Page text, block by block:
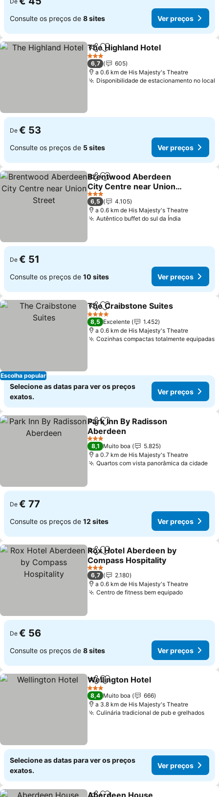
Consulte os preços de 8 sites Ver preços
PartilharAdicionar aos favoritos
The Highland Hotel
3 Estrelas
6,7
605
a 0.6 km de His Majesty's Theatre
Disponibilidade de estacionamento no local
De € 53
Consulte os preços de 5 sites Ver preços
PartilharAdicionar aos favoritos
Brentwood Aberdeen
City Centre near Union
Street
Ver preços
3 Estrelas
6,5
4.105
a 0.6 km de His Majesty's Theatre
Autêntico buffet do sul da Índia
De € 51
Consulte os preços de 10 sites Ver preços
Escolha popular
PartilharAdicionar aos favoritos
The Craibstone Suites
4 Estrelas
8,5 Excelente
1.452
a 0.6 km de His Majesty's Theatre
Cozinhas compactas totalmente equipadas
Selecione as datas para ver os preços
exatos.
Ver preços
PartilharAdicionar aos favoritos
Park Inn By Radisson
Aberdeen
Ver preços
3 Estrelas
8,1 Muito boa
5.825
a 0.7 km de His Majesty's Theatre
Quartos com vista panorâmica da cidade
De € 77
Consulte os preços de 12 sites Ver preços
PartilharAdicionar aos favoritos
Rox Hotel Aberdeen by
Compass Hospitality
Ver preços
3 Estrelas
6,7
2.180
a 0.6 km de His Majesty's Theatre
Centro de fitness bem equipadoVer
De € 56
Consulte os preços de 8 sites Ver preços
PartilharAdicionar aos favoritos
Wellington Hotel
3 Estrelas
8,4 Muito boa
666
a 3.8 km de His Majesty's Theatre
Culinária tradicional de pub e grelhadosVer
Selecione as datas para ver os preços
exatos.
Ver preços
Aberdeen House